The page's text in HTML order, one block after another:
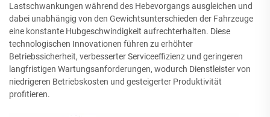
Lastschwankungen während des Hebevorgangs ausgleichen und
dabei unabhängig von den Gewichtsunterschieden der Fahrzeuge
eine konstante Hubgeschwindigkeit aufrechterhalten. Diese
technologischen Innovationen führen zu erhöhter
Betriebssicherheit, verbesserter Serviceeffizienz und geringeren
langfristigen Wartungsanforderungen, wodurch Dienstleister von
niedrigeren Betriebskosten und gesteigerter Produktivität
profitieren.